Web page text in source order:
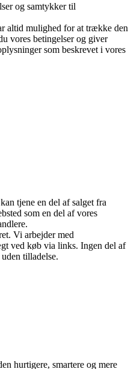
og samtykker til
altid mulighed for at trække den
vores betingelser og giver
som beskrevet i vores
tjene en del af salget fra
som en del af vores
Vi arbejder med
ved køb via links. Ingen del af
tilladelse.
hurtigere, smartere og mere